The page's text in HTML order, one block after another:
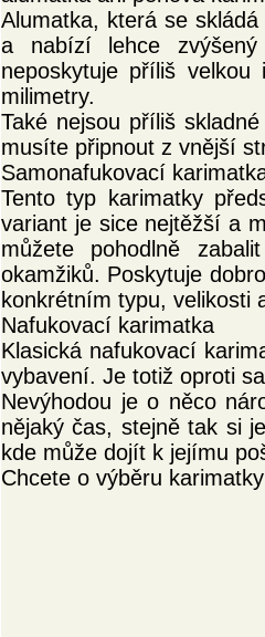
Alumatka, která se
a nabízí lehce
neposkytuje příliš
milimetry.
Také nejsou příliš
musíte připnout z vnější
Samonafukovací
Tento typ karimatky
variant je sice nejtěžší a
můžete pohodlně
okamžiků. Poskytuje
konkrétním typu, velikosti
Nafukovací karimatka
Klasická nafukovací
vybavení. Je totiž oproti
Nevýhodou je o něco
nějaký čas, stejně tak si
kde může dojít k jejímu
Chcete o výběru